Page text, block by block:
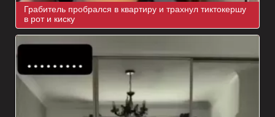
Грабитель пробрался в квартиру и трахнул тиктокершу
в рот и киску